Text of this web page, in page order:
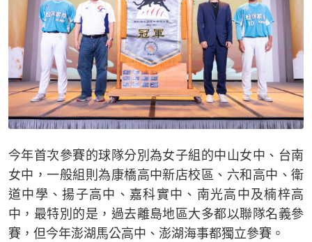
今年首次參賽的球隊分別為女子組的中山女中、台南
女中，一般組則為康橋高中新店校區、六和高中、衛
道中學、揚子高中、嘉科實中、南光高中及楠梓高
中，最特別的是，過去離島地區大多都以聯隊名義參
賽，但今年澎湖馬公高中、澎湖海事都獨立參賽。